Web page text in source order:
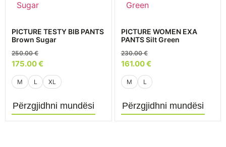
PICTURE TESTY BIB PANTS
Brown Sugar
250.00€
175.00€
M L XL
Përzgjidhni mundësi
PICTURE WOMEN EXA
PANTS Silt Green
230.00€
161.00€
M L
Përzgjidhni mundësi